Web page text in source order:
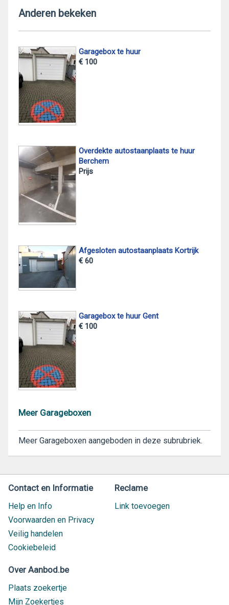
Anderen bekeken
Garagebox te huur
€ 100
Overdekte autostaanplaats te huur
Berchem
Prijs
Afgesloten autostaanplaats Kortrijk
€ 60
Garagebox te huur Gent
€ 100
Meer Garageboxen
Meer Garageboxen aangeboden in deze subrubriek.
Contact en Informatie
Help en Info
Voorwaarden en Privacy
Veilig handelen
Cookiebeleid
Reclame
Link toevoegen
Over Aanbod.be
Plaats zoekertje
Mijn Zoekertjes